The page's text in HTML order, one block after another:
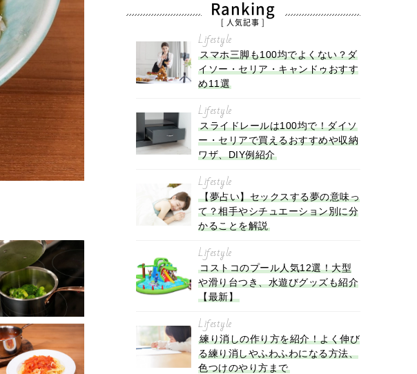
Ranking
[ 人気記事 ]
Lifestyle
スマホ三脚も100均でよくない？ダ
イソー・セリア・キャンドゥおすす
め11選
Lifestyle
スライドレールは100均で！ダイソ
ー・セリアで買えるおすすめや収納
ワザ、DIY例紹介
Lifestyle
【夢占い】セックスする夢の意味っ
て？相手やシチュエーション別に分
かることを解説
Lifestyle
コストコのプール人気12選！大型
や滑り台つき、水遊びグッズも紹介
【最新】
Lifestyle
練り消しの作り方を紹介！よく伸び
る練り消しやふわふわになる方法、
色つけのやり方まで